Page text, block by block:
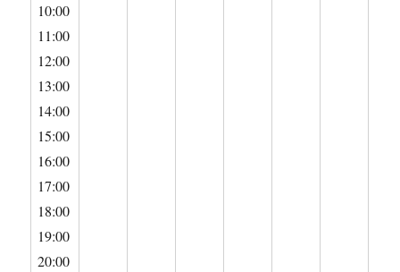
10:00
11:00
12:00
13:00
14:00
15:00
16:00
17:00
18:00
19:00
20:00